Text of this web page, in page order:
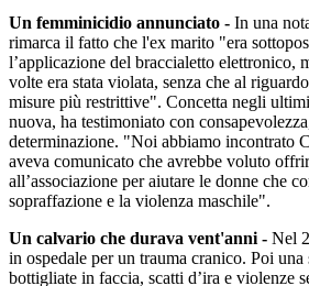
Un femminicidio annunciato - In una
rimarca il fatto che l'ex marito "era
l’applicazione del braccialetto elettronico,
volte era stata violata, senza che al
misure più restrittive". Concetta negli
nuova, ha testimoniato con
determinazione. "Noi abbiamo incontrato
aveva comunicato che avrebbe voluto
all’associazione per aiutare le donne che
sopraffazione e la violenza maschile".
Un calvario che durava vent'anni - Nel
in ospedale per un trauma cranico. Poi
bottigliate in faccia, scatti d’ira e violenze